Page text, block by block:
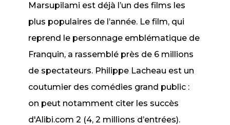
Marsupilami est déjà l’un des films les
plus populaires de l’année. Le film, qui
reprend le personnage emblématique de
Franquin, a rassemblé près de 6 millions
de spectateurs. Philippe Lacheau est un
coutumier des comédies grand public :
on peut notamment citer les succès
d'Alibi.com 2 (4, 2 millions d’entrées).